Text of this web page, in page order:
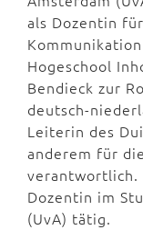
als Dozentin
Hogeschool
Bendieck zur
deutsch-
Leiterin des
anderem für
verantwortlich.
Dozentin im
(UvA) tätig.